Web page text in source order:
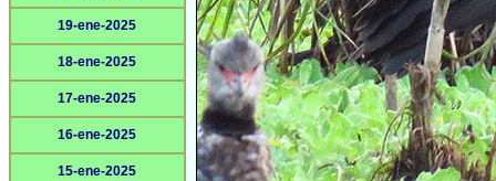
19-ene-2025
18-ene-2025
17-ene-2025
16-ene-2025
15-ene-2025